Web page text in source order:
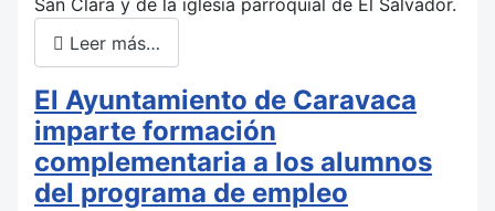
San Clara y de la iglesia parroquial de El Salvador.
Leer más…
El Ayuntamiento de Caravaca
imparte formación
complementaria a los alumnos
del programa de empleo